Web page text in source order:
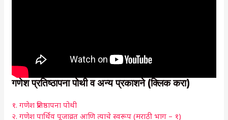
गणेश प्रतिष्ठापना पोथी व अन्य प्रकाशने (क्लिक करा)
१. गणेश प्रतिष्ठापना पोथी
२. गणेश पार्थिव पूजाव्रत आणि त्याचे स्वरूप (मराठी भाग – १)